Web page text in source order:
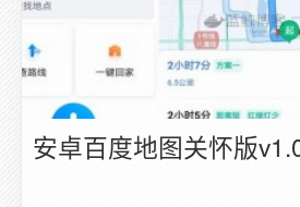
安卓百度地图关怀版